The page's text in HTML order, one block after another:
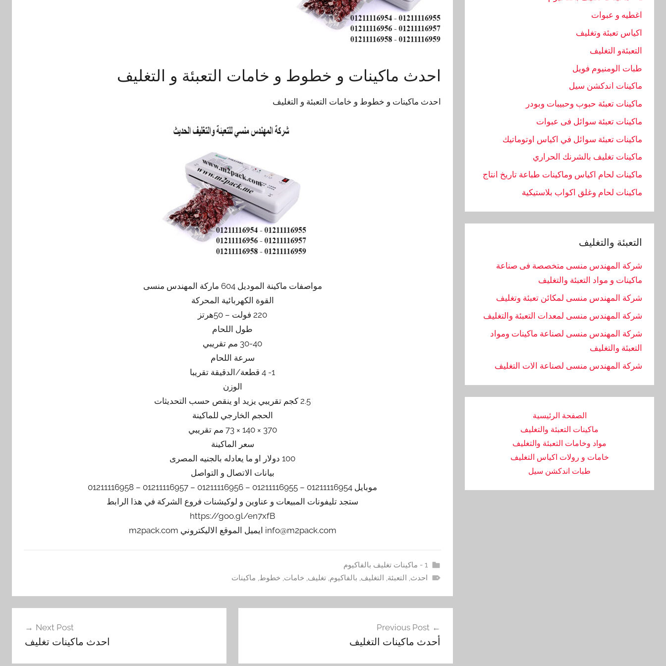
احدث ماكينات و خطوط و خامات التعبئة و التغليف
احدث ماكينات و خطوط و خامات التعبئة و التغليف
مواصفات ماكينة الموديل 604 ماركة المهندس منسى
القوة الكهربائية المحركة
220 فولت – 50هرتز
طول اللحام
30-40 مم تقريبي
سرعة اللحام
1- 4 قطعة/الدقيقة تقريبا
الوزن
2.5 كجم تقريبي يزيد او ينقص حسب التحديثات
الحجم الخارجي للماكينة
370 × 140 × 73 مم تقريبي
سعر الماكينة
100 دولار او ما يعادله بالجنيه المصرى
بيانات الاتصال و التواصل
موبايل 01211116954 – 01211116955 – 01211116956 – 01211116957 – 01211116958
ستجد تليفونات المبيعات و عناوين و لوكيشنات فروع الشركة في هذا الرابط
https://goo.gl/en7xfB
info@m2pack.com ايميل الموقع الاليكتروني m2pack.com
1 - ماكينات تغليف بالفاكيوم
احدث التعبئة التغليف بالفاكيوم ,تغليف خامات خطوط ماكينات
المقالات
Previous Post
أحدث ماكينات التغليف
Next Post
احدث ماكينات تغليف
اغطيه و عبوات
اكياس تعبئة وتغليف
التعبئةو التغليف
طبات الومنيوم فويل
ماكينات اندكشن سيل
ماكينات تعبئة حبوب وحبيبات وبودر
ماكينات تعبئة سوائل فى عبوات
ماكينات تعبئة سوائل في اكياس اوتوماتيك
ماكينات تغليف بالشرنك الحراري
ماكينات لحام اكياس وماكينات طباعة تاريخ انتاج
ماكينات لحام وغلق اكواب بلاستيكية
التعبئة والتغليف
شركة المهندس منسى متخصصة فى صناعة
ماكينات و مواد التعبئة والتغليف
شركة المهندس منسى لمكائن تعبئة وتغليف
شركة المهندس منسى لمعدات التعبئة والتغليف
شركة المهندس منسى لصناعة ماكينات ومواد
التعبئة والتغليف
‏شركة المهندس منسى لصناعة الات التغليف
الصفحة الرئيسية
ماكينات التعبئة والتغليف
مواد وخامات التعبئة والتغليف
خامات و رولات اكياس التغليف
طبات اندكشن سيل